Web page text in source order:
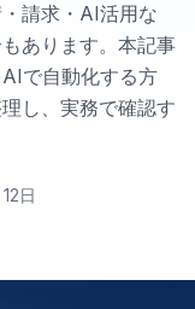
請求・AI活用な
あります。本記事
で自動化する方
し、実務で確認す
日